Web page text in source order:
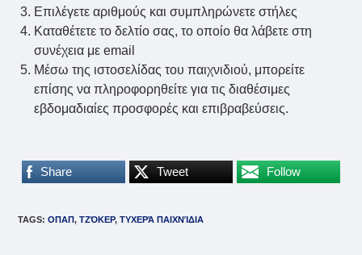
Επιλέγετε αριθμούς και συμπληρώνετε στήλες
Καταθέτετε το δελτίο σας, το οποίο θα λάβετε στη
συνέχεια με email
Μέσω της ιστοσελίδας του παιχνιδιού, μπορείτε
επίσης να πληροφορηθείτε για τις διαθέσιμες
εβδομαδιαίες προσφορές και επιβραβεύσεις.
Share Tweet Follow
TAGS:ΟΠΑΠ, ΤΖΌΚΕΡ, ΤΥΧΕΡΆ ΠΑΙΧΝΊΔΙΑ